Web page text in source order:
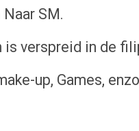
SM.
verspreid in de
up, Games,